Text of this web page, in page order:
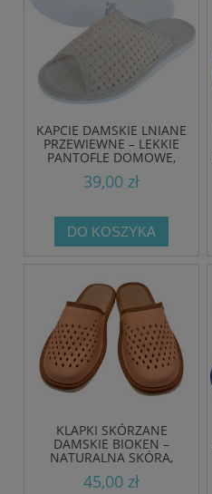
KAPCIE DAMSKIE LNIANE
PRZEWIEWNE – LEKKIE
PANTOFLE DOMOWE,
39,00 zł
DO KOSZYKA
KLAPKI SKÓRZANE
DAMSKIE BIOKEN –
NATURALNA SKÓRA,
KOMFORT I STYL NA CO
DZIEŃ
45,00 zł